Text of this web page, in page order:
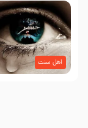
اهل سنت